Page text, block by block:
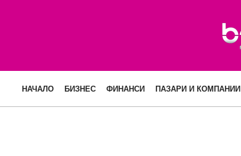
НАЧАЛО БИЗНЕС ФИНАНСИ ПАЗАРИ И КОМПАНИИ